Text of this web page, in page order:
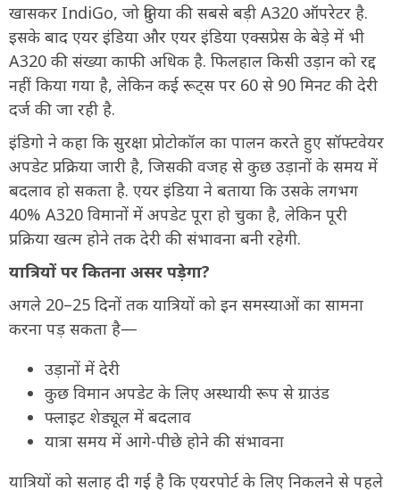
खासकर IndiGo, जो दुनिया की सबसे बड़ी A320 ऑपरेटर है.
इसके बाद एयर इंडिया और एयर इंडिया एक्सप्रेस के बेड़े में भी
A320 की संख्या काफी अधिक है. फिलहाल किसी उड़ान को रद्द
नहीं किया गया है, लेकिन कई रूट्स पर 60 से 90 मिनट की देरी
दर्ज की जा रही है.
इंडिगो ने कहा कि सुरक्षा प्रोटोकॉल का पालन करते हुए सॉफ्टवेयर
अपडेट प्रक्रिया जारी है, जिसकी वजह से कुछ उड़ानों के समय में
बदलाव हो सकता है. एयर इंडिया ने बताया कि उसके लगभग
40% A320 विमानों में अपडेट पूरा हो चुका है, लेकिन पूरी
प्रक्रिया खत्म होने तक देरी की संभावना बनी रहेगी.
यात्रियों पर कितना असर पड़ेगा?
अगले 20–25 दिनों तक यात्रियों को इन समस्याओं का सामना
करना पड़ सकता है—
उड़ानों में देरी
कुछ विमान अपडेट के लिए अस्थायी रूप से ग्राउंड
फ्लाइट शेड्यूल में बदलाव
यात्रा समय में आगे-पीछे होने की संभावना
यात्रियों को सलाह दी गई है कि एयरपोर्ट के लिए निकलने से पहले